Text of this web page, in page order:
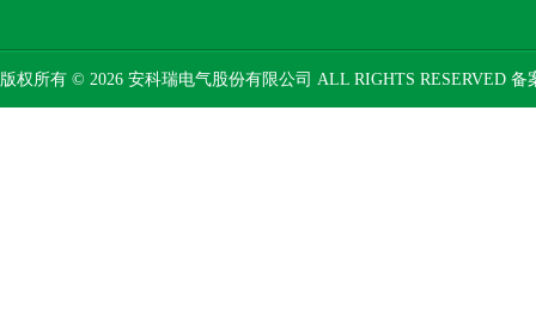
版权所有 © 2026 安科瑞电气股份有限公司 ALL RIGHTS RESERVED 备